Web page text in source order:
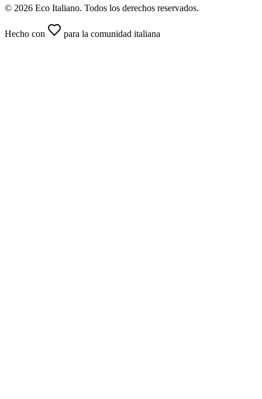
© 2026 Eco Italiano. Todos los derechos reservados.
Hecho con para la comunidad italiana